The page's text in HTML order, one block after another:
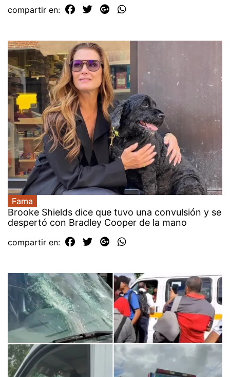
compartir en:
Fama
Brooke Shields dice que tuvo una convulsión y se
despertó con Bradley Cooper de la mano
compartir en: